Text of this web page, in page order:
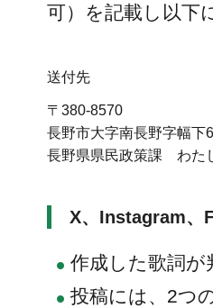
可）を記載し以下
送付先
〒380-8570
長野市大字南長野字幅
長野県県民政策課 わた
X、Instagram、
作成した歌詞が
投稿には、2つ